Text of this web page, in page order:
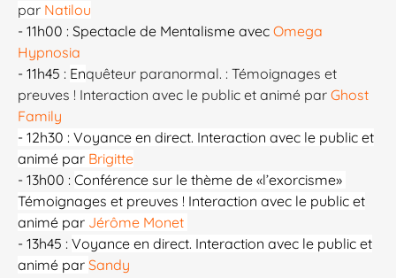
par Natilou
- 11h00 : Spectacle de Mentalisme avec Omega
Hypnosia
- 11h45 : Enquêteur paranormal. : Témoignages et
preuves ! Interaction avec le public et animé par Ghost
Family
- 12h30 : Voyance en direct. Interaction avec le public et
animé par Brigitte
- 13h00 : Conférence sur le thème de «l’exorcisme»
Témoignages et preuves ! Interaction avec le public et
animé par Jérôme Monet
- 13h45 : Voyance en direct. Interaction avec le public et
animé par Sandy